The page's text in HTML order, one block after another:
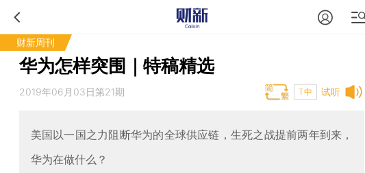
财新周刊
华为怎样突围｜特稿精选
试听
2019年06月03日第21期 T中
美国以一国之力阻断华为的全球供应链，生死之战提前两年到来，
华为在做什么？